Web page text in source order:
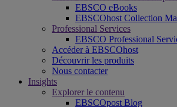
EBSCO eBooks
EBSCOhost Collection
Professional Services
EBSCO Professional
Accéder à EBSCOhost
Découvrir les produits
Nous contacter
Insights
Explorer le contenu
EBSCOpost Blog